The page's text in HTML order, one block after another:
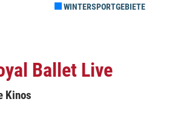
WINTERSPORTGEBIETE
Ballet Live
Kinos